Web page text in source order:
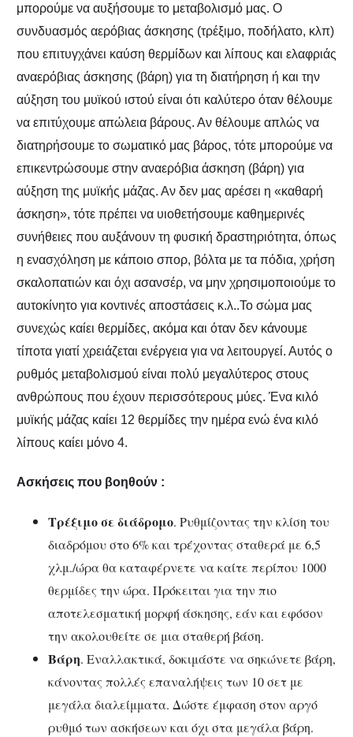
μπορούμε να αυξήσουμε το μεταβολισμό μας. Ο
συνδυασμός αερόβιας άσκησης (τρέξιμο, ποδήλατο, κλπ)
που επιτυγχάνει καύση θερμίδων και λίπους και ελαφριάς
αναερόβιας άσκησης (βάρη) για τη διατήρηση ή και την
αύξηση του μυϊκού ιστού είναι ότι καλύτερο όταν θέλουμε
να επιτύχουμε απώλεια βάρους. Αν θέλουμε απλώς να
διατηρήσουμε το σωματικό μας βάρος, τότε μπορούμε να
επικεντρώσουμε στην αναερόβια άσκηση (βάρη) για
αύξηση της μυϊκής μάζας. Αν δεν μας αρέσει η «καθαρή
άσκηση», τότε πρέπει να υιοθετήσουμε καθημερινές
συνήθειες που αυξάνουν τη φυσική δραστηριότητα, όπως
η ενασχόληση με κάποιο σπορ, βόλτα με τα πόδια, χρήση
σκαλοπατιών και όχι ασανσέρ, να μην χρησιμοποιούμε το
αυτοκίνητο για κοντινές αποστάσεις κ.λ..Το σώμα μας
συνεχώς καίει θερμίδες, ακόμα και όταν δεν κάνουμε
τίποτα γιατί χρειάζεται ενέργεια για να λειτουργεί. Αυτός ο
ρυθμός μεταβολισμού είναι πολύ μεγαλύτερος στους
ανθρώπους που έχουν περισσότερους μύες. Ένα κιλό
μυϊκής μάζας καίει 12 θερμίδες την ημέρα ενώ ένα κιλό
λίπους καίει μόνο 4.
Ασκήσεις που βοηθούν :
Τρέξιμο σε διάδρομο. Ρυθμίζοντας την κλίση του
διαδρόμου στο 6% και τρέχοντας σταθερά με 6,5
χλμ./ώρα θα καταφέρνετε να καίτε περίπου 1000
θερμίδες την ώρα. Πρόκειται για την πιο
αποτελεσματική μορφή άσκησης, εάν και εφόσον
την ακολουθείτε σε μια σταθερή βάση.
Βάρη. Εναλλακτικά, δοκιμάστε να σηκώνετε βάρη,
κάνοντας πολλές επαναλήψεις των 10 σετ με
μεγάλα διαλείμματα. Δώστε έμφαση στον αργό
ρυθμό των ασκήσεων και όχι στα μεγάλα βάρη.